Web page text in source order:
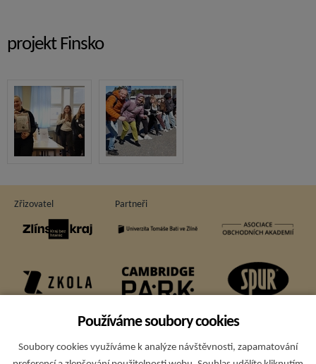
projekt Finsko
Zřizovatel Partneři
Používáme soubory cookies
Soubory cookies využíváme k analýze návštěvnosti, zapamatování